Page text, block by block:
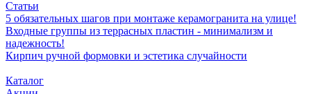
Статьи
5 обязательных шагов при монтаже керамогранита на улице!
Входные группы из террасных пластин - минимализм и
надежность!
Кирпич ручной формовки и эстетика случайности
Каталог